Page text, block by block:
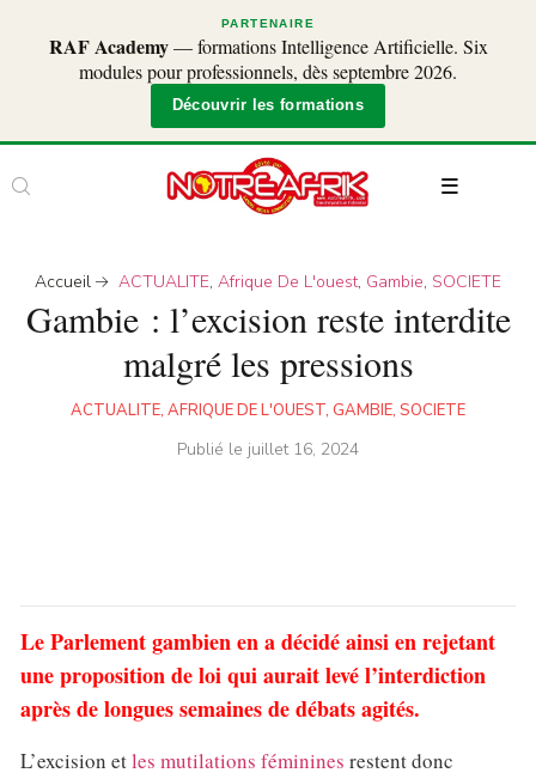
PARTENAIRE
RAF Academy— formations Intelligence Artificielle. Six
modules pour professionnels, dès septembre 2026.
Découvrir les formations
Accueil ACTUALITE, Afrique De L'ouest, Gambie, SOCIETE
Gambie : l’excision reste interdite
malgré les pressions
ACTUALITE, AFRIQUE DE L'OUEST, GAMBIE, SOCIETE
Publié le juillet 16, 2024
Le Parlement gambien en a décidé ainsi en rejetant
une proposition de loi qui aurait levé l’interdiction
après de longues semaines de débats agités.
L’excision etles mutilations féminines restent donc